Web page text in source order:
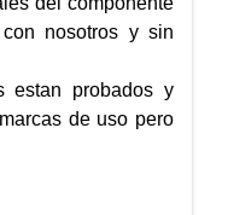
nosotros y sin
estan probados y
de uso pero